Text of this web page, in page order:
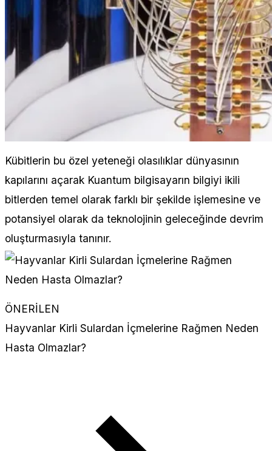
Kübitlerin bu özel yeteneği olasılıklar dünyasının
kapılarını açarak Kuantum bilgisayarın bilgiyi ikili
bitlerden temel olarak farklı bir şekilde işlemesine ve
potansiyel olarak da teknolojinin geleceğinde devrim
oluşturmasıyla tanınır.
ÖNERİLEN
Hayvanlar Kirli Sulardan İçmelerine Rağmen Neden
Hasta Olmazlar?